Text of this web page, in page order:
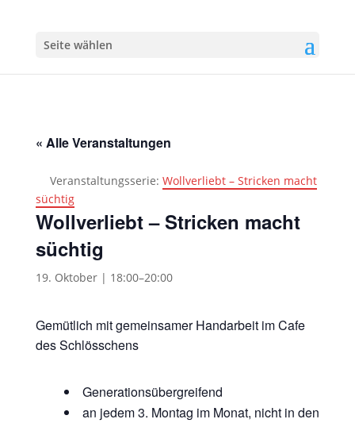
Seite wählen
« Alle Veranstaltungen
Veranstaltungsserie: Wollverliebt – Stricken macht
süchtig
Wollverliebt – Stricken macht
süchtig
19. Oktober | 18:00–20:00
Gemütlich mit gemeinsamer Handarbeit im Cafe
des Schlösschens
Generationsübergreifend
an jedem 3. Montag im Monat, nicht in den